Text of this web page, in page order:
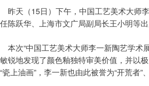
昨天（15日）下午，中国工艺美术大师
任陈跃华、上海市文广局副局长王小明等出
本次“中国工艺美术大师李一新陶艺学术
敏锐地发现了颜色釉独特审美价值，并以
“瓷上油画”，李一新也由此被誉为“开荒者”、